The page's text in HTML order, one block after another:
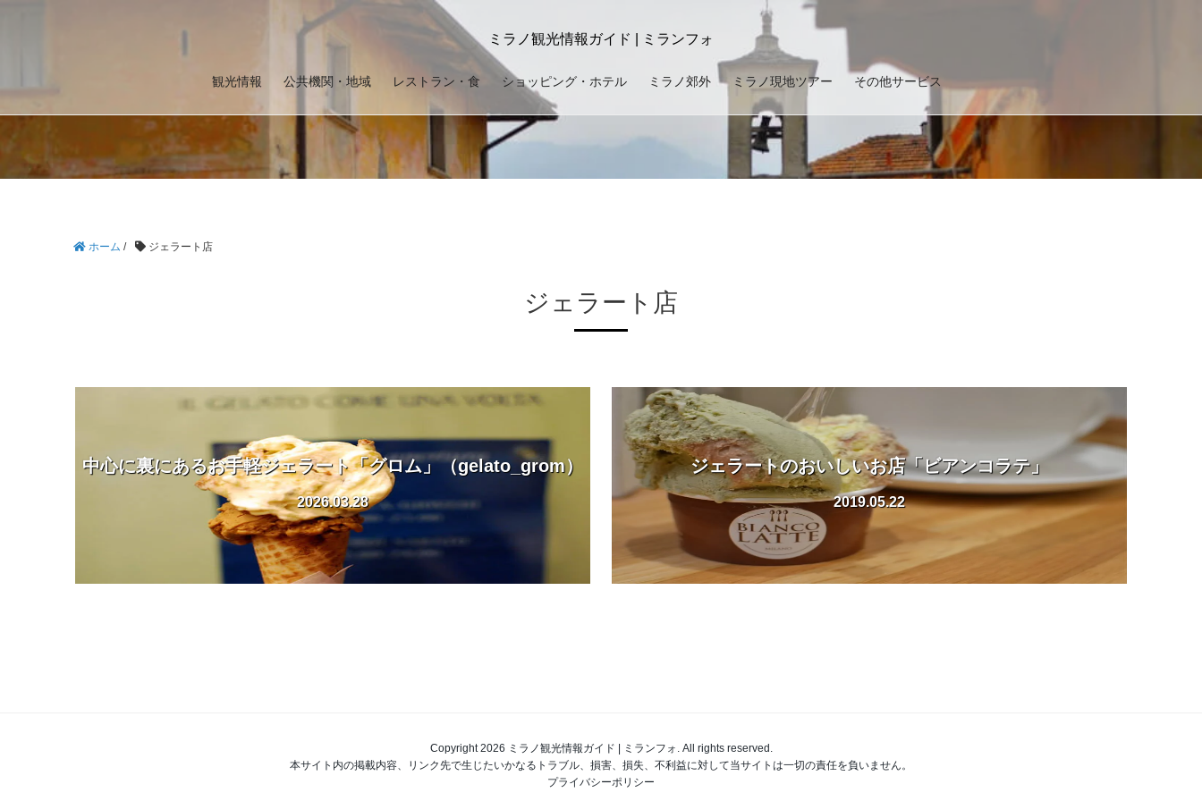
ミラノ観光情報ガイド | ミランフォ
観光情報 公共機関・地域 レストラン・食 ショッピング・ホテル ミラノ郊外 ミラノ現地ツアー その他サービス
ホーム / ジェラート店
ジェラート店
中心に裏にあるお手軽ジェラート「グロム」（gelato_grom）
2026.03.28
ジェラートのおいしいお店「ビアンコラテ」
2019.05.22
Copyright 2026 ミラノ観光情報ガイド | ミランフォ. All rights reserved.
本サイト内の掲載内容、リンク先で生じたいかなるトラブル、損害、損失、不利益に対して当サイトは一切の責任を負いません。
プライバシーポリシー